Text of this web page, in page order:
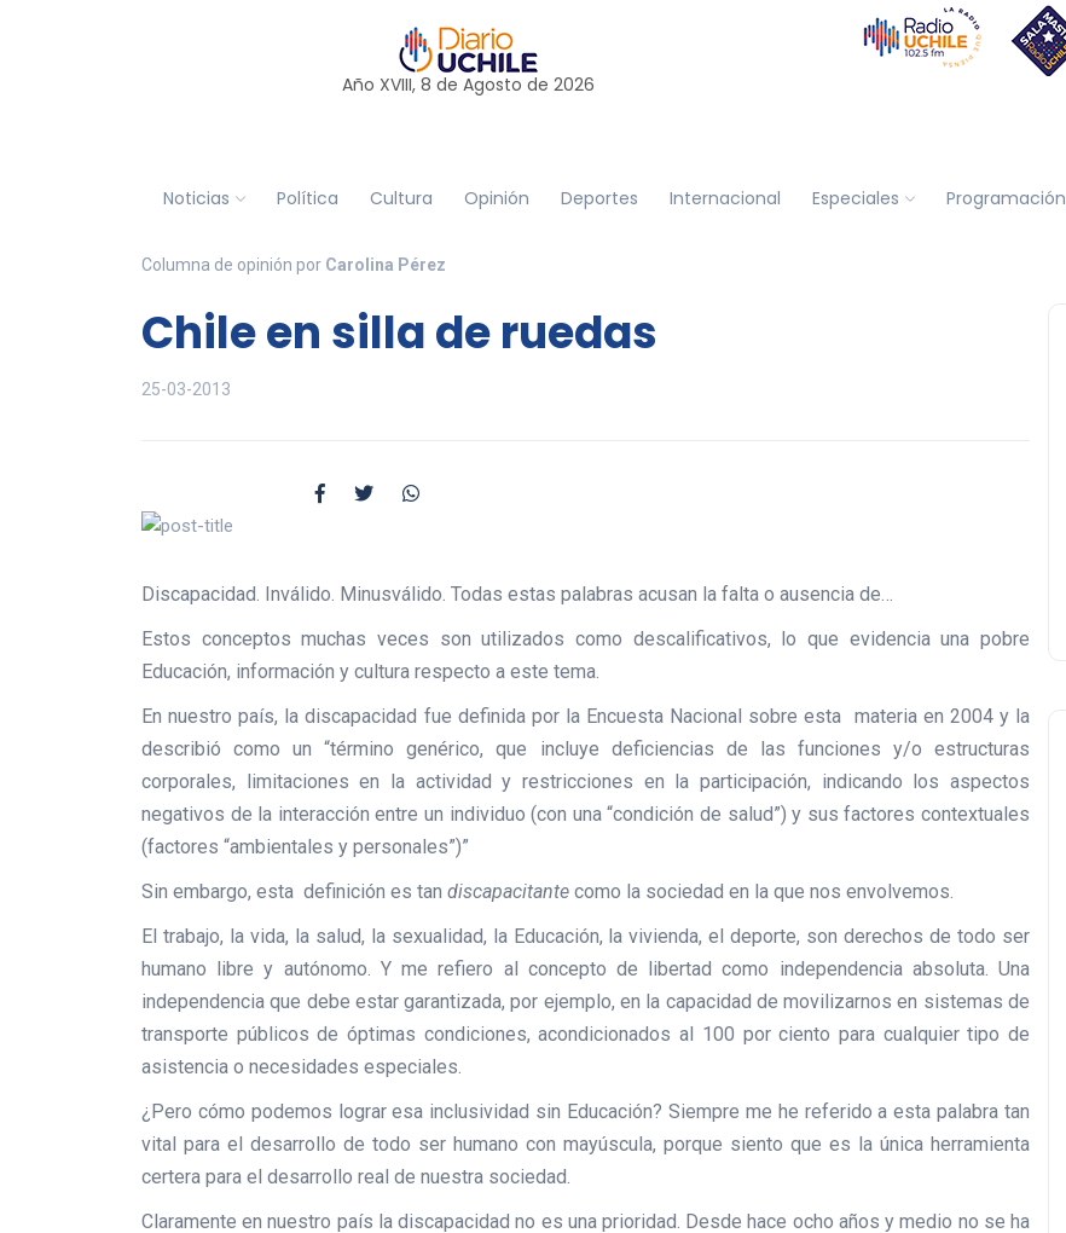
Año XVIII, 8 de Agosto de 2026
Noticias Política Cultura Opinión Deportes Internacional Especiales Programación
Columna de opinión por Carolina Pérez
Chile en silla de ruedas
25-03-2013
Discapacidad. Inválido. Minusválido. Todas estas palabras acusan la falta o ausencia de…
Estos conceptos muchas veces son utilizados como descalificativos, lo que evidencia una pobre
Educación, información y cultura respecto a este tema.
En nuestro país, la discapacidad fue definida por la Encuesta Nacional sobre esta materia en 2004 y la
describió como un “término genérico, que incluye deficiencias de las funciones y/o estructuras
corporales, limitaciones en la actividad y restricciones en la participación, indicando los aspectos
negativos de la interacción entre un individuo (con una “condición de salud”) y sus factores contextuales
(factores “ambientales y personales”)”
Sin embargo, esta definición es tan discapacitante como la sociedad en la que nos envolvemos.
El trabajo, la vida, la salud, la sexualidad, la Educación, la vivienda, el deporte, son derechos de todo ser
humano libre y autónomo. Y me refiero al concepto de libertad como independencia absoluta. Una
independencia que debe estar garantizada, por ejemplo, en la capacidad de movilizarnos en sistemas de
transporte públicos de óptimas condiciones, acondicionados al 100 por ciento para cualquier tipo de
asistencia o necesidades especiales.
¿Pero cómo podemos lograr esa inclusividad sin Educación? Siempre me he referido a esta palabra tan
vital para el desarrollo de todo ser humano con mayúscula, porque siento que es la única herramienta
certera para el desarrollo real de nuestra sociedad.
Claramente en nuestro país la discapacidad no es una prioridad. Desde hace ocho años y medio no se ha